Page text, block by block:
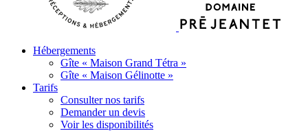
Hébergements
Gîte « Maison Grand Tétra »
Gîte « Maison Gélinotte »
Tarifs
Consulter nos tarifs
Demander un devis
Voir les disponibilités